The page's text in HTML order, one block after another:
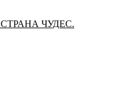
СТРАНА ЧУДЕС.